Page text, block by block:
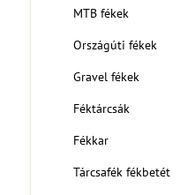
MTB fékek
Országúti fékek
Gravel fékek
Féktárcsák
Fékkar
Tárcsafék fékbetét